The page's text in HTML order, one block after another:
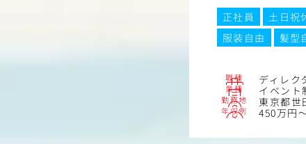
正社員 土日祝
服装自由
髪型
職種 ディレク
業種 イベント
勤務地 東京都世
年収例 450万円